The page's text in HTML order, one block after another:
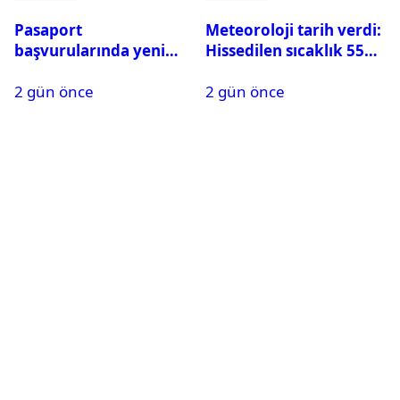
Pasaport
başvurularında yeni
2 gün önce
Meteoroloji tarih verdi:
Hissedilen sıcaklık 55
2 gün önce